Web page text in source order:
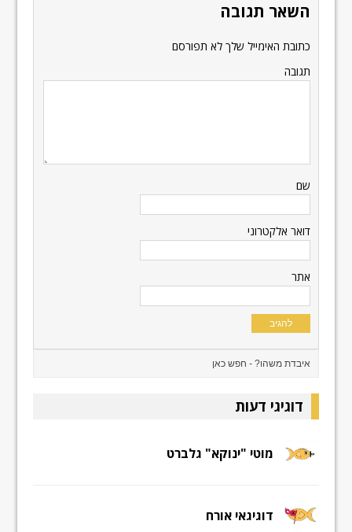
השאר תגובה
כתובת האימייל שלך לא תפורסם
תגובה
שם
דואר אלקטרוני
אתר
דוגיגי דעות
מוטי "ינוקא" גלברט
דוגיגאי אורח